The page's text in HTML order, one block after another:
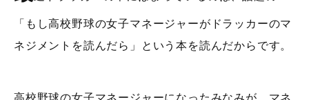
「もし高校野球の女子マネージャーがドラッカーのマ
ネジメントを読んだら」という本を読んだからです。
高校野球の女子マネージャーになったみなみが、マネ